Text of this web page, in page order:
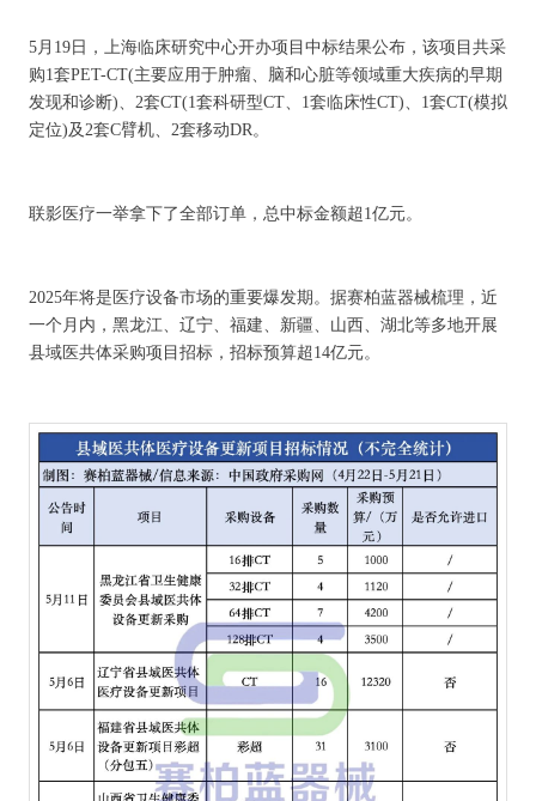
5月19日，上海临床研究中心开办项目中标结果公布，该项目共采
购1套PET-CT(主要应用于肿瘤、脑和心脏等领域重大疾病的早期
发现和诊断)、2套CT(1套科研型CT、1套临床性CT)、1套CT(模拟
定位)及2套C臂机、2套移动DR。
联影医疗一举拿下了全部订单，总中标金额超1亿元。
2025年将是医疗设备市场的重要爆发期。据赛柏蓝器械梳理，近
一个月内，黑龙江、辽宁、福建、新疆、山西、湖北等多地开展
县域医共体采购项目招标，招标预算超14亿元。